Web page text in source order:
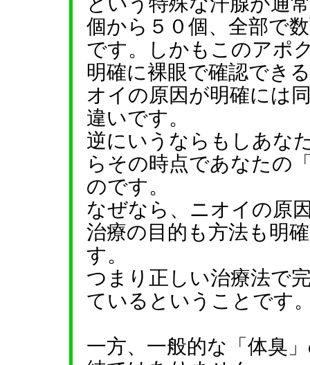
個から５０個、全部で
です。しかもこのアポ
明確に裸眼で確認でき
オイの原因が明確には
違いです。
逆にいうならもしあな
らその時点であなたの
のです。
なぜなら、ニオイの原
治療の目的も方法も明
す。
つまり正しい治療法で
ているということです
一方、一般的な「体臭